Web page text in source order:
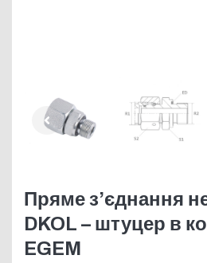
Пряме з’єднання
DKOL – штуцер в
EGEM